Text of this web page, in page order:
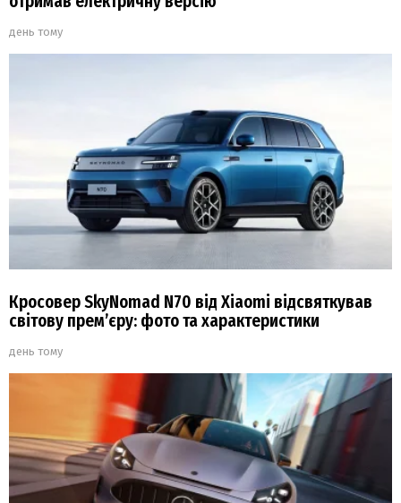
день тому
Кросовер SkyNomad N70 від Xiaomi відсвяткував
світову прем’єру: фото та характеристики
день тому